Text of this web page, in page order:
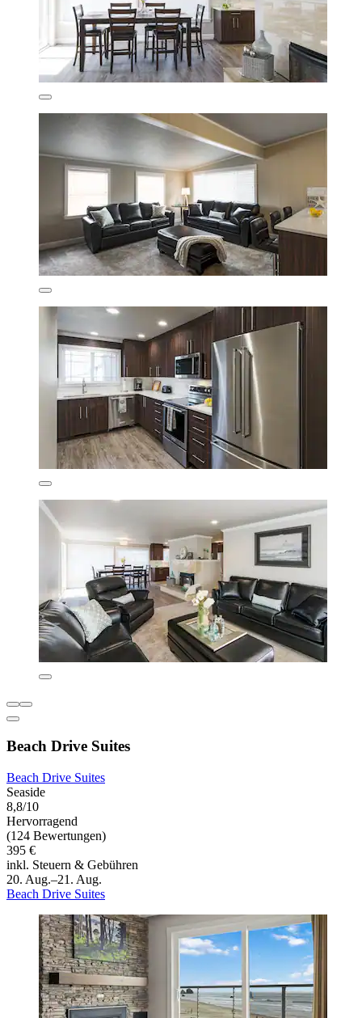
Beach Drive Suites
Beach Drive Suites
Seaside
8,8/10
Hervorragend
(124 Bewertungen)
395 €
inkl. Steuern & Gebühren
20. Aug.–21. Aug.
Beach Drive Suites